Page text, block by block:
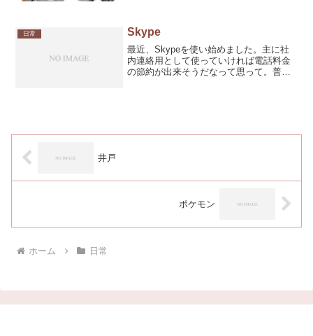
べ！孫悟空』の三蔵法師...
日常 Skype
最近、Skypeを使い始めました。主に社
内連絡用として使っていければ電話料金
の節約が出来そうだなって思って。普段
井戸
ポケモン
ホーム 日常